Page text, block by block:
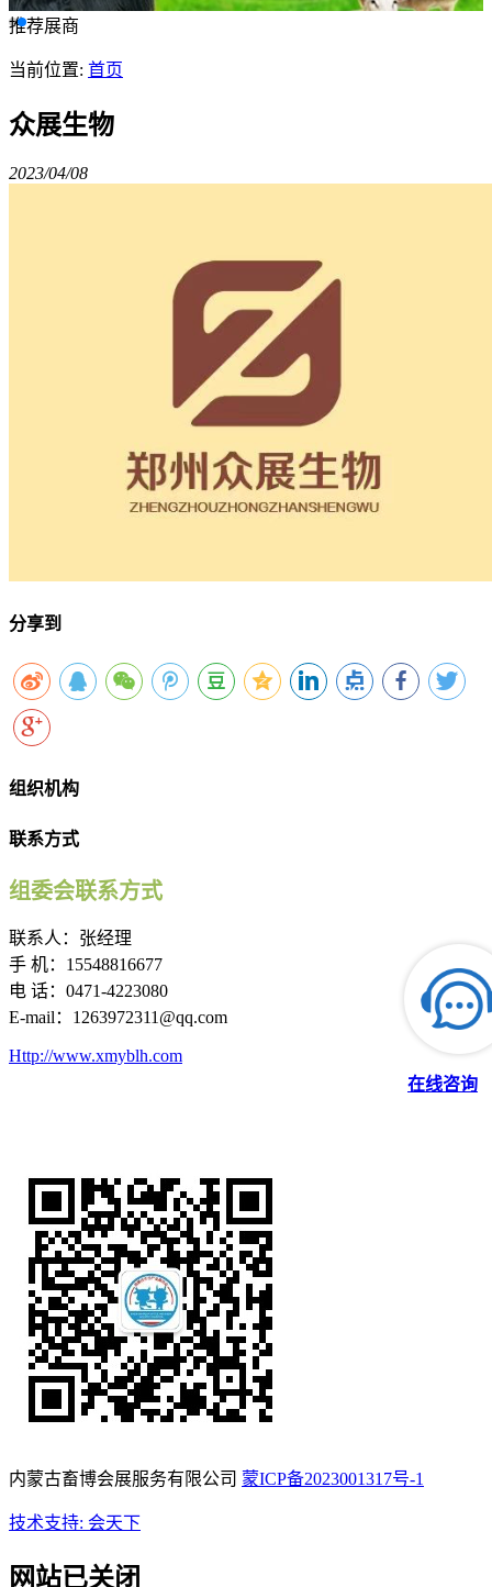
推荐展商
当前位置: 首页
众展生物
2023/04/08
分享到
组织机构
联系方式
组委会联系方式
联系人：张经理
手 机：15548816677
电 话：0471-4223080
E-mail：1263972311@qq.com
Http://www.xmyblh.com
内蒙古畜博会展服务有限公司 蒙ICP备2023001317号-1
技术支持: 会天下
在线咨询
网站已关闭